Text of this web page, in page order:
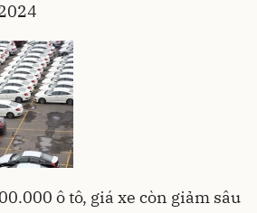
ô tô, giá xe còn giảm sâu